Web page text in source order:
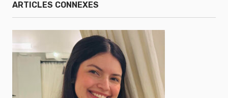
ARTICLES CONNEXES